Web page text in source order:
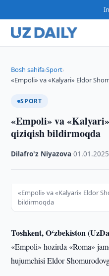
Bosh sahifa›Sport›
«Empoli» va «Kalyari» Eldor
SPORT
«Empoli» va
qiziqish bildirmoqda
Dilafro'z Niyazova ·01.01.2025
«Empoli» va «Kalyari» Eldor
bildirmoqda
Toshkent, O‘zbekiston
«Empoli» hozirda «Roma»
hujumchisi Eldor